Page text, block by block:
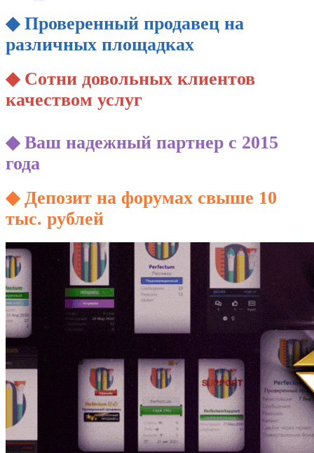
◆ Проверенный продавец на
различных площадках
◆ Сотни довольных клиентов
качеством услуг
◆ Ваш надежный партнер с 2015
года
◆ Депозит на форумах свыше 10
тыс. рублей